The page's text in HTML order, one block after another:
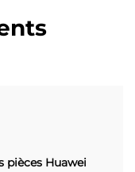
pièces Huawei